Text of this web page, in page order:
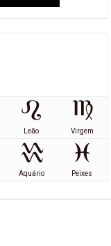
Leão Virgem
Aquário Peixes